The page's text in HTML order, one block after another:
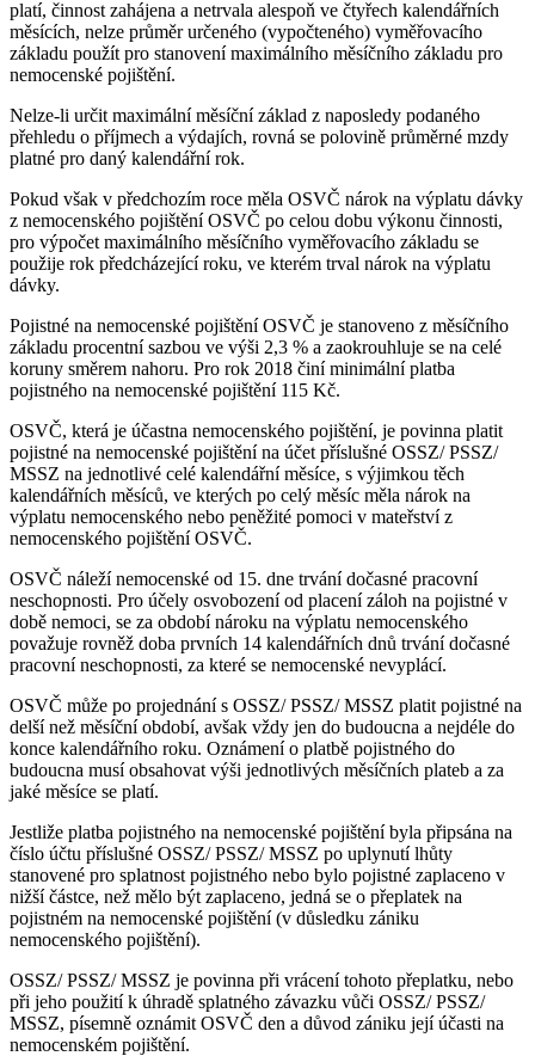
platí, činnost zahájena a netrvala alespoň ve čtyřech kalendářních
měsících, nelze průměr určeného (vypočteného) vyměřovacího
základu použít pro stanovení maximálního měsíčního základu pro
nemocenské pojištění.
Nelze-li určit maximální měsíční základ z naposledy podaného
přehledu o příjmech a výdajích, rovná se polovině průměrné mzdy
platné pro daný kalendářní rok.
Pokud však v předchozím roce měla OSVČ nárok na výplatu dávky
z nemocenského pojištění OSVČ po celou dobu výkonu činnosti,
pro výpočet maximálního měsíčního vyměřovacího základu se
použije rok předcházející roku, ve kterém trval nárok na výplatu
dávky.
Pojistné na nemocenské pojištění OSVČ je stanoveno z měsíčního
základu procentní sazbou ve výši 2,3 % a zaokrouhluje se na celé
koruny směrem nahoru. Pro rok 2018 činí minimální platba
pojistného na nemocenské pojištění 115 Kč.
OSVČ, která je účastna nemocenského pojištění, je povinna platit
pojistné na nemocenské pojištění na účet příslušné OSSZ/ PSSZ/
MSSZ na jednotlivé celé kalendářní měsíce, s výjimkou těch
kalendářních měsíců, ve kterých po celý měsíc měla nárok na
výplatu nemocenského nebo peněžité pomoci v mateřství z
nemocenského pojištění OSVČ.
OSVČ náleží nemocenské od 15. dne trvání dočasné pracovní
neschopnosti. Pro účely osvobození od placení záloh na pojistné v
době nemoci, se za období nároku na výplatu nemocenského
považuje rovněž doba prvních 14 kalendářních dnů trvání dočasné
pracovní neschopnosti, za které se nemocenské nevyplácí.
OSVČ může po projednání s OSSZ/ PSSZ/ MSSZ platit pojistné na
delší než měsíční období, avšak vždy jen do budoucna a nejdéle do
konce kalendářního roku. Oznámení o platbě pojistného do
budoucna musí obsahovat výši jednotlivých měsíčních plateb a za
jaké měsíce se platí.
Jestliže platba pojistného na nemocenské pojištění byla připsána na
číslo účtu příslušné OSSZ/ PSSZ/ MSSZ po uplynutí lhůty
stanovené pro splatnost pojistného nebo bylo pojistné zaplaceno v
nižší částce, než mělo být zaplaceno, jedná se o přeplatek na
pojistném na nemocenské pojištění (v důsledku zániku
nemocenského pojištění).
OSSZ/ PSSZ/ MSSZ je povinna při vrácení tohoto přeplatku, nebo
při jeho použití k úhradě splatného závazku vůči OSSZ/ PSSZ/
MSSZ, písemně oznámit OSVČ den a důvod zániku její účasti na
nemocenském pojištění.